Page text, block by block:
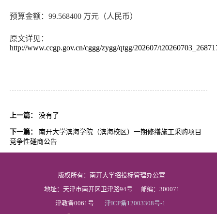
预算金额：99.568400 万元（人民币）
原文详见：
http://www.ccgp.gov.cn/cggg/zygg/qtgg/202607/
上一篇： 没有了
下一篇：
南开大学滨海学院（滨海校区）一期修缮施工采购项目
竞争性磋商公告
版权所有：南开大学招投标管理办公室
地址：天津市南开区卫津路94号
邮编：300071
津教备0061号
津ICP备12003308号-1